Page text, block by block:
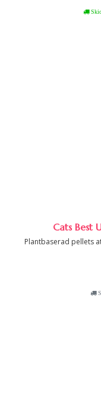
Cats Best
Plantbaserad pellets